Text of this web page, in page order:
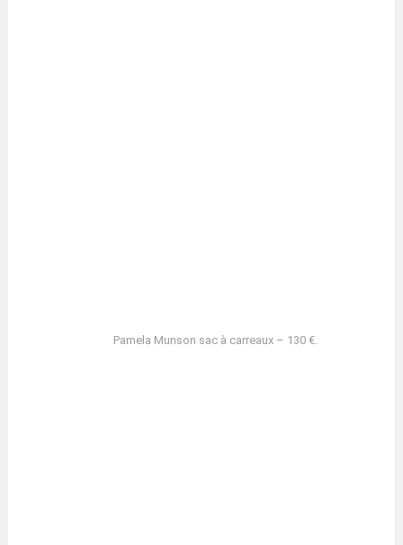
Pamela Munson sac à carreaux – 130 €.